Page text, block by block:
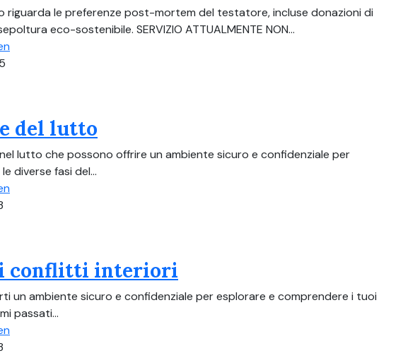
riguarda le preferenze post-mortem del testatore, incluse donazioni di
eco-sostenibile. SERVIZIO ATTUALMENTE NON...
del lutto
lutto che possono offrire un ambiente sicuro e confidenziale per
diverse fasi del...
conflitti interiori
un ambiente sicuro e confidenziale per esplorare e comprendere i tuoi
passati...